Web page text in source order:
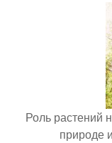
Роль растений
природе